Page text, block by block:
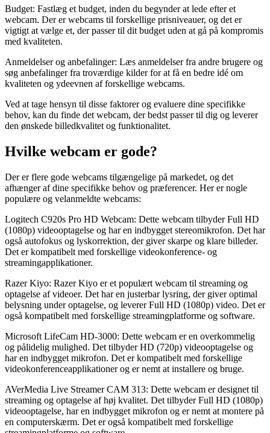
Budget: Fastlæg et budget, inden du begynder at lede efter et
webcam. Der er webcams til forskellige prisniveauer, og det er
vigtigt at vælge et, der passer til dit budget uden at gå på kompromis
med kvaliteten.
Anmeldelser og anbefalinger: Læs anmeldelser fra andre brugere og
søg anbefalinger fra troværdige kilder for at få en bedre idé om
kvaliteten og ydeevnen af forskellige webcams.
Ved at tage hensyn til disse faktorer og evaluere dine specifikke
behov, kan du finde det webcam, der bedst passer til dig og leverer
den ønskede billedkvalitet og funktionalitet.
Hvilke webcam er gode?
Der er flere gode webcams tilgængelige på markedet, og det
afhænger af dine specifikke behov og præferencer. Her er nogle
populære og velanmeldte webcams:
Logitech C920s Pro HD Webcam: Dette webcam tilbyder Full HD
(1080p) videooptagelse og har en indbygget stereomikrofon. Det har
også autofokus og lyskorrektion, der giver skarpe og klare billeder.
Det er kompatibelt med forskellige videokonference- og
streamingapplikationer.
Razer Kiyo: Razer Kiyo er et populært webcam til streaming og
optagelse af videoer. Det har en justerbar lysring, der giver optimal
belysning under optagelse, og leverer Full HD (1080p) video. Det er
også kompatibelt med forskellige streamingplatforme og software.
Microsoft LifeCam HD-3000: Dette webcam er en overkommelig
og pålidelig mulighed. Det tilbyder HD (720p) videooptagelse og
har en indbygget mikrofon. Det er kompatibelt med forskellige
videokonferenceapplikationer og er nemt at installere og bruge.
AVerMedia Live Streamer CAM 313: Dette webcam er designet til
streaming og optagelse af høj kvalitet. Det tilbyder Full HD (1080p)
videooptagelse, har en indbygget mikrofon og er nemt at montere på
en computerskærm. Det er også kompatibelt med forskellige